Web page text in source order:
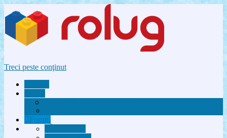
Treci peste conţinut
Forum